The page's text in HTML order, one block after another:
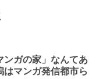
ンガの家」なんてあ
はマンガ発信都市ら